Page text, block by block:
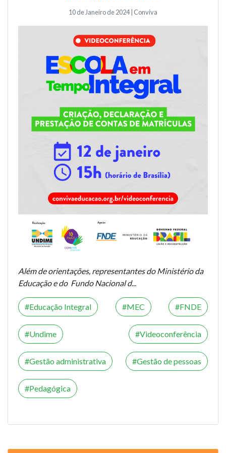
10 de Janeiro de 2024 | Conviva
Além de orientações, representantes do Ministério da
Educação e do Fundo Nacional d...
Educação Integral MEC FNDE
Undime Videoconferência
Gestão administrativa Gestão de pessoas
Pedagógica